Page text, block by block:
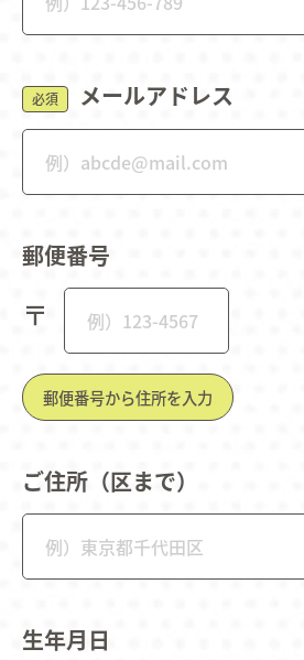
必須 メールアドレス
郵便番号
〒
郵便番号から住所を入力
ご住所（区まで）
生年月日